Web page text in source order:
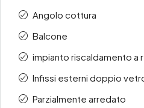
Angolo cottura
Balcone
impianto riscaldamento a
Infissi esterni doppio
Parzialmente arredato